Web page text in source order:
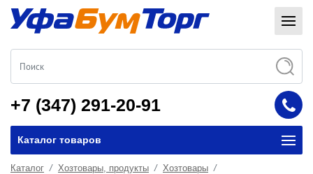
+7 (347) 291-20-91
Каталог товаров
Каталог Хозтовары, продукты
Хозтовары